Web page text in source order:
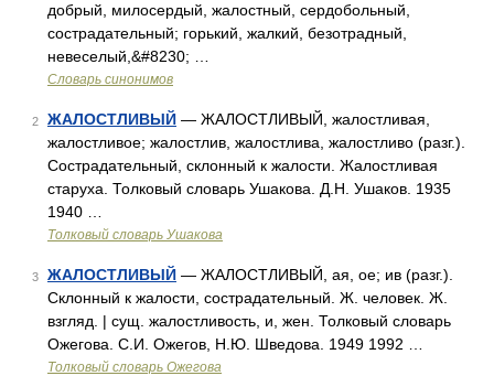
добрый, милосердый, жалостный, сердобольный,
сострадательный; горький, жалкий, безотрадный,
невеселый,&#8230; …
Словарь синонимов
2 ЖАЛОСТЛИВЫЙ — ЖАЛОСТЛИВЫЙ, жалостливая,
жалостливое; жалостлив, жалостлива, жалостливо (разг.).
Сострадательный, склонный к жалости. Жалостливая
старуха. Толковый словарь Ушакова. Д.Н. Ушаков. 1935
1940 …
Толковый словарь Ушакова
3 ЖАЛОСТЛИВЫЙ — ЖАЛОСТЛИВЫЙ, ая, ое; ив (разг.).
Склонный к жалости, сострадательный. Ж. человек. Ж.
взгляд. | сущ. жалостливость, и, жен. Толковый словарь
Ожегова. С.И. Ожегов, Н.Ю. Шведова. 1949 1992 …
Толковый словарь Ожегова